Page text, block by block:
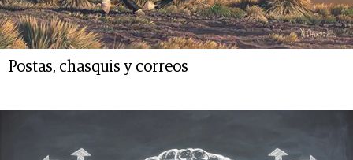
Postas, chasquis y correos